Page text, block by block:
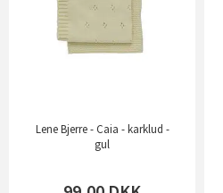
Lene Bjerre - Caia - karklud -
gul